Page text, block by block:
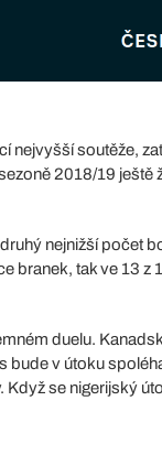
nejvyšší soutěže,
2018/19 ještě
nejnižší počet
branek, tak ve 13 z
duelu.
v útoku
Když se nigerijský